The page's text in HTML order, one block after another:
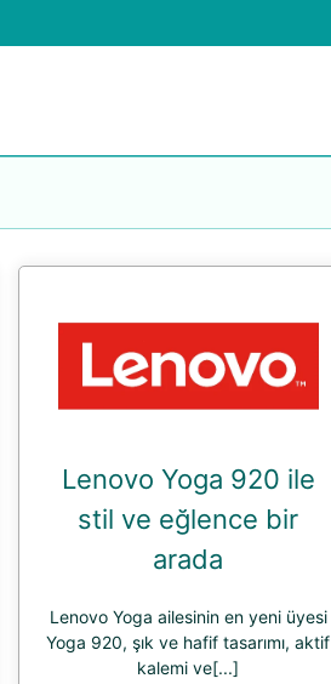
Lenovo Yoga 920 ile
stil ve eğlence bir
arada
Lenovo Yoga ailesinin en yeni üyesi
Yoga 920, şık ve hafif tasarımı, aktif
kalemi ve[...]